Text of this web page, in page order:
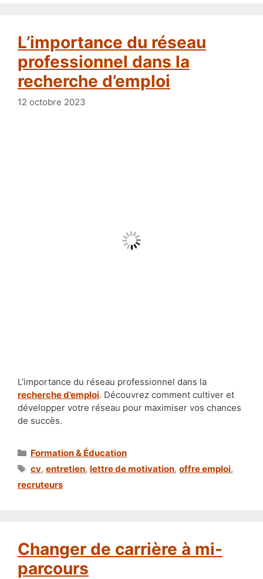
L’importance du réseau
professionnel dans la
recherche d’emploi
12 octobre 2023
L’importance du réseau professionnel dans la
recherche d’emploi. Découvrez comment cultiver et
développer votre réseau pour maximiser vos chances
de succès.
Catégories
Formation & Éducation
Étiquettes
cv, entretien, lettre de motivation, offre emploi,
recruteurs
Changer de carrière à mi-
parcours